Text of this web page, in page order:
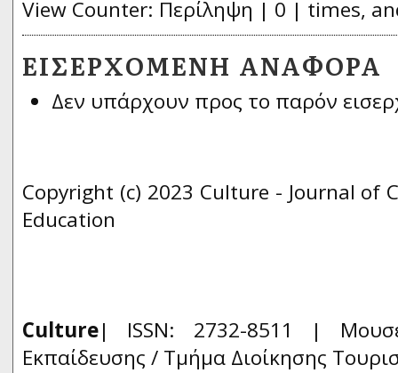
View Counter: Περίληψη | 0 | times,
ΕΙΣΕΡΧΌΜΕΝΗ ΑΝΑΦΟΡΆ
Δεν υπάρχουν προς το παρόν
Copyright (c) 2023 Culture - Journal of
Education
Culture| ISSN: 2732-8511 |
Εκπαίδευσης / Τμήμα Διοίκησης